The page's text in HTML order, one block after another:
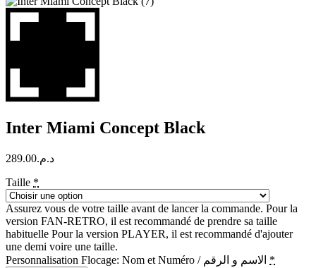
Inter Miami Concept Black
د.م.289.00
Taille *
Assurez vous de votre taille avant de lancer la commande. Pour la
version FAN-RETRO, il est recommandé de prendre sa taille
habituelle Pour la version PLAYER, il est recommandé d'ajouter
une demi voire une taille.
Personnalisation Flocage: Nom et Numéro / الاسم و الرقم *